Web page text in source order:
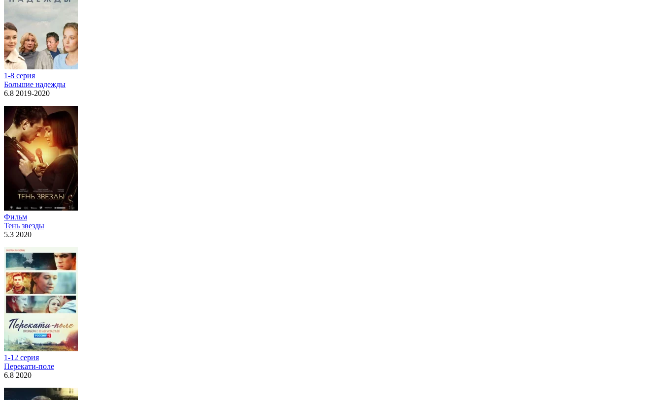
1-8 серия
Большие надежды
6.8 2019-2020
Фильм
Тень звезды
5.3 2020
1-12 серия
Перекати-поле
6.8 2020